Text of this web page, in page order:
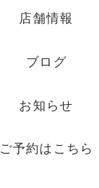
店舗情報
ブログ
お知らせ
ご予約はこちら